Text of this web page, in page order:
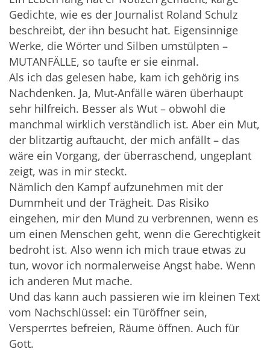
Gedichte, wie es der Journalist Roland Schulz
beschreibt, der ihn besucht hat. Eigensinnige
Werke, die Wörter und Silben umstülpten –
MUTANFÄLLE, so taufte er sie einmal.
Als ich das gelesen habe, kam ich gehörig ins
Nachdenken. Ja, Mut-Anfälle wären überhaupt
sehr hilfreich. Besser als Wut – obwohl die
manchmal wirklich verständlich ist. Aber ein Mut,
der blitzartig auftaucht, der mich anfällt – das
wäre ein Vorgang, der überraschend, ungeplant
zeigt, was in mir steckt.
Nämlich den Kampf aufzunehmen mit der
Dummheit und der Trägheit. Das Risiko
eingehen, mir den Mund zu verbrennen, wenn es
um einen Menschen geht, wenn die Gerechtigkeit
bedroht ist. Also wenn ich mich traue etwas zu
tun, wovor ich normalerweise Angst habe. Wenn
ich anderen Mut mache.
Und das kann auch passieren wie im kleinen Text
vom Nachschlüssel: ein Türöffner sein,
Versperrtes befreien, Räume öffnen. Auch für
Gott.